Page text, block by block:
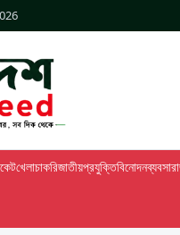
খেলাচাকরিজাতীয়প্রযুক্তিবিনোদনব্যবসা